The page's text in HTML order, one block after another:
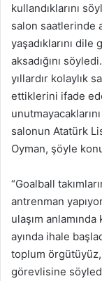
kullandıklarını
salon saatlerinde
yaşadıklarını
aksadığını
yıllardır kolaylık
ettiklerini ifade
salonun Atatürk
Oyman, şöyle
“Goalball
antrenman
ulaşım
ayında ihale
toplum
görevlisine